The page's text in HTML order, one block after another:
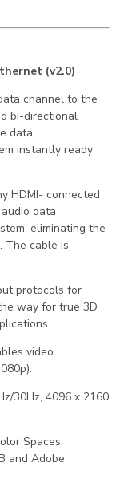
(v2.0)
channel to the
bi-directional
data
instantly ready
HDMI- connected
data
eliminating the
The cable is
protocols for
way for true 3D
video
30Hz, 4096 x 2160
Spaces:
and Adobe